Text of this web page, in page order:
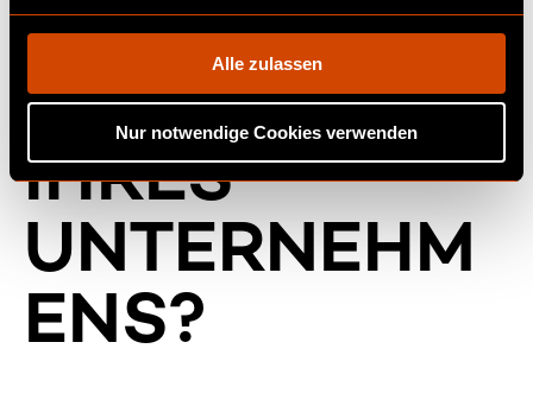
w
Alle zulassen
Nur notwendige Cookies verwenden
BEREIT FÜR
EIN UPDATE
IHRES
UNTERNEHM
ENS?